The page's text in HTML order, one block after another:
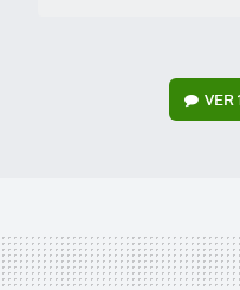
VER